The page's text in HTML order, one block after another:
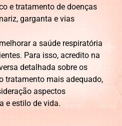
e tratamento de doenças
garganta e vias
a saúde respiratória
Para isso, acredito na
detalhada sobre os
tratamento mais adequado,
aspectos
e estilo de vida.